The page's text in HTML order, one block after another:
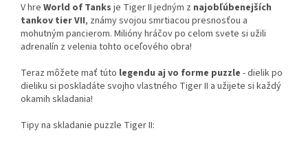
V hre World of Tanks je Tiger II jedným z najobľúbenejších
tankov tier VII, známy svojou smrtiacou presnosťou a
mohutným pancierom. Milióny hráčov po celom svete si užili
adrenalín z velenia tohto oceľového obra!
Teraz môžete mať túto legendu aj vo forme puzzle - dielik po
dieliku si poskladáte svojho vlastného Tiger II a užijete si každý
okamih skladania!
Tipy na skladanie puzzle Tiger II: